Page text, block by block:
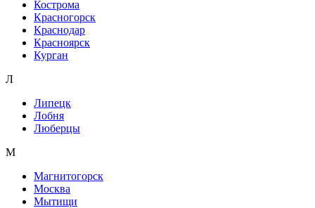
Кострома
Красногорск
Краснодар
Красноярск
Курган
Л
Липецк
Лобня
Люберцы
М
Магнитогорск
Москва
Мытищи